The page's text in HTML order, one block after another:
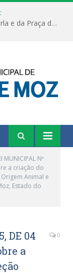
Últimos detalhes para a entrega da nova Orla e da Praça do Praião
MUNICIPAL Nº
a criação do
Animal e
Estado do
DE 04
a
0